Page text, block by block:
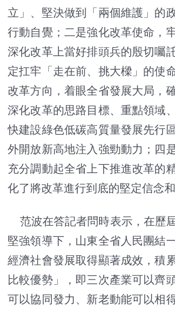
立」、堅決做到「兩個維護」的
行動自覺；二是強化改革使命，
深化改革上當好排頭兵的殷切囑
定扛牢「走在前、挑大樑」的使
改革方向，着眼全省發展大局，
深化改革的思路目標、重點領域
快建設綠色低碳高質量發展先行
外開放新高地注入強勁動力；四
充分調動起全省上下推進改革的
化了將改革進行到底的堅定信念和
范波在答記者問時表示，在歷
堅強領導下，山東全省人民團結
經濟社會發展取得顯著成效，積
比較優勢」，即三次產業可以齊
可以協同發力、新老動能可以相